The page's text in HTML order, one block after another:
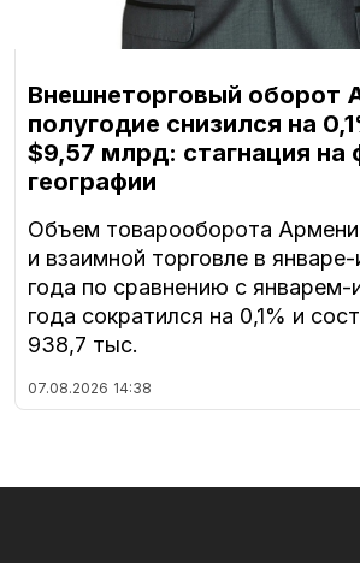
Внешнеторговый оборот
полугодие снизился на
$9,57 млрд: стагнация на
географии
Объем товарооборота
и взаимной торговле в
года по сравнению с
года сократился на 0,1% и
938,7 тыс.
07.08.2026 14:38